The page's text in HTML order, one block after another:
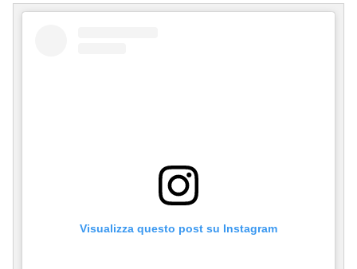
Visualizza questo post su Instagram